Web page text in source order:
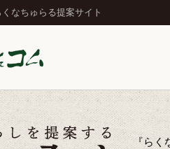
なちゅらる提案サイト
『ら